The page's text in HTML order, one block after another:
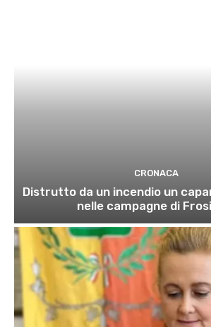
CRONACA
Distrutto da un incendio un
nelle campagne di